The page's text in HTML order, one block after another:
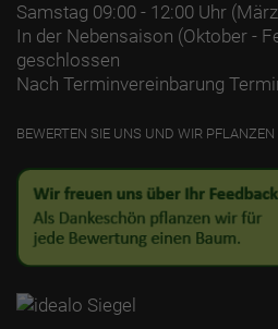
Samstag 09:00 - 12:00 Uhr
In der Nebensaison (Oktober -
geschlossen
Nach Terminvereinbarung
BEWERTEN SIE UNS UND WIR